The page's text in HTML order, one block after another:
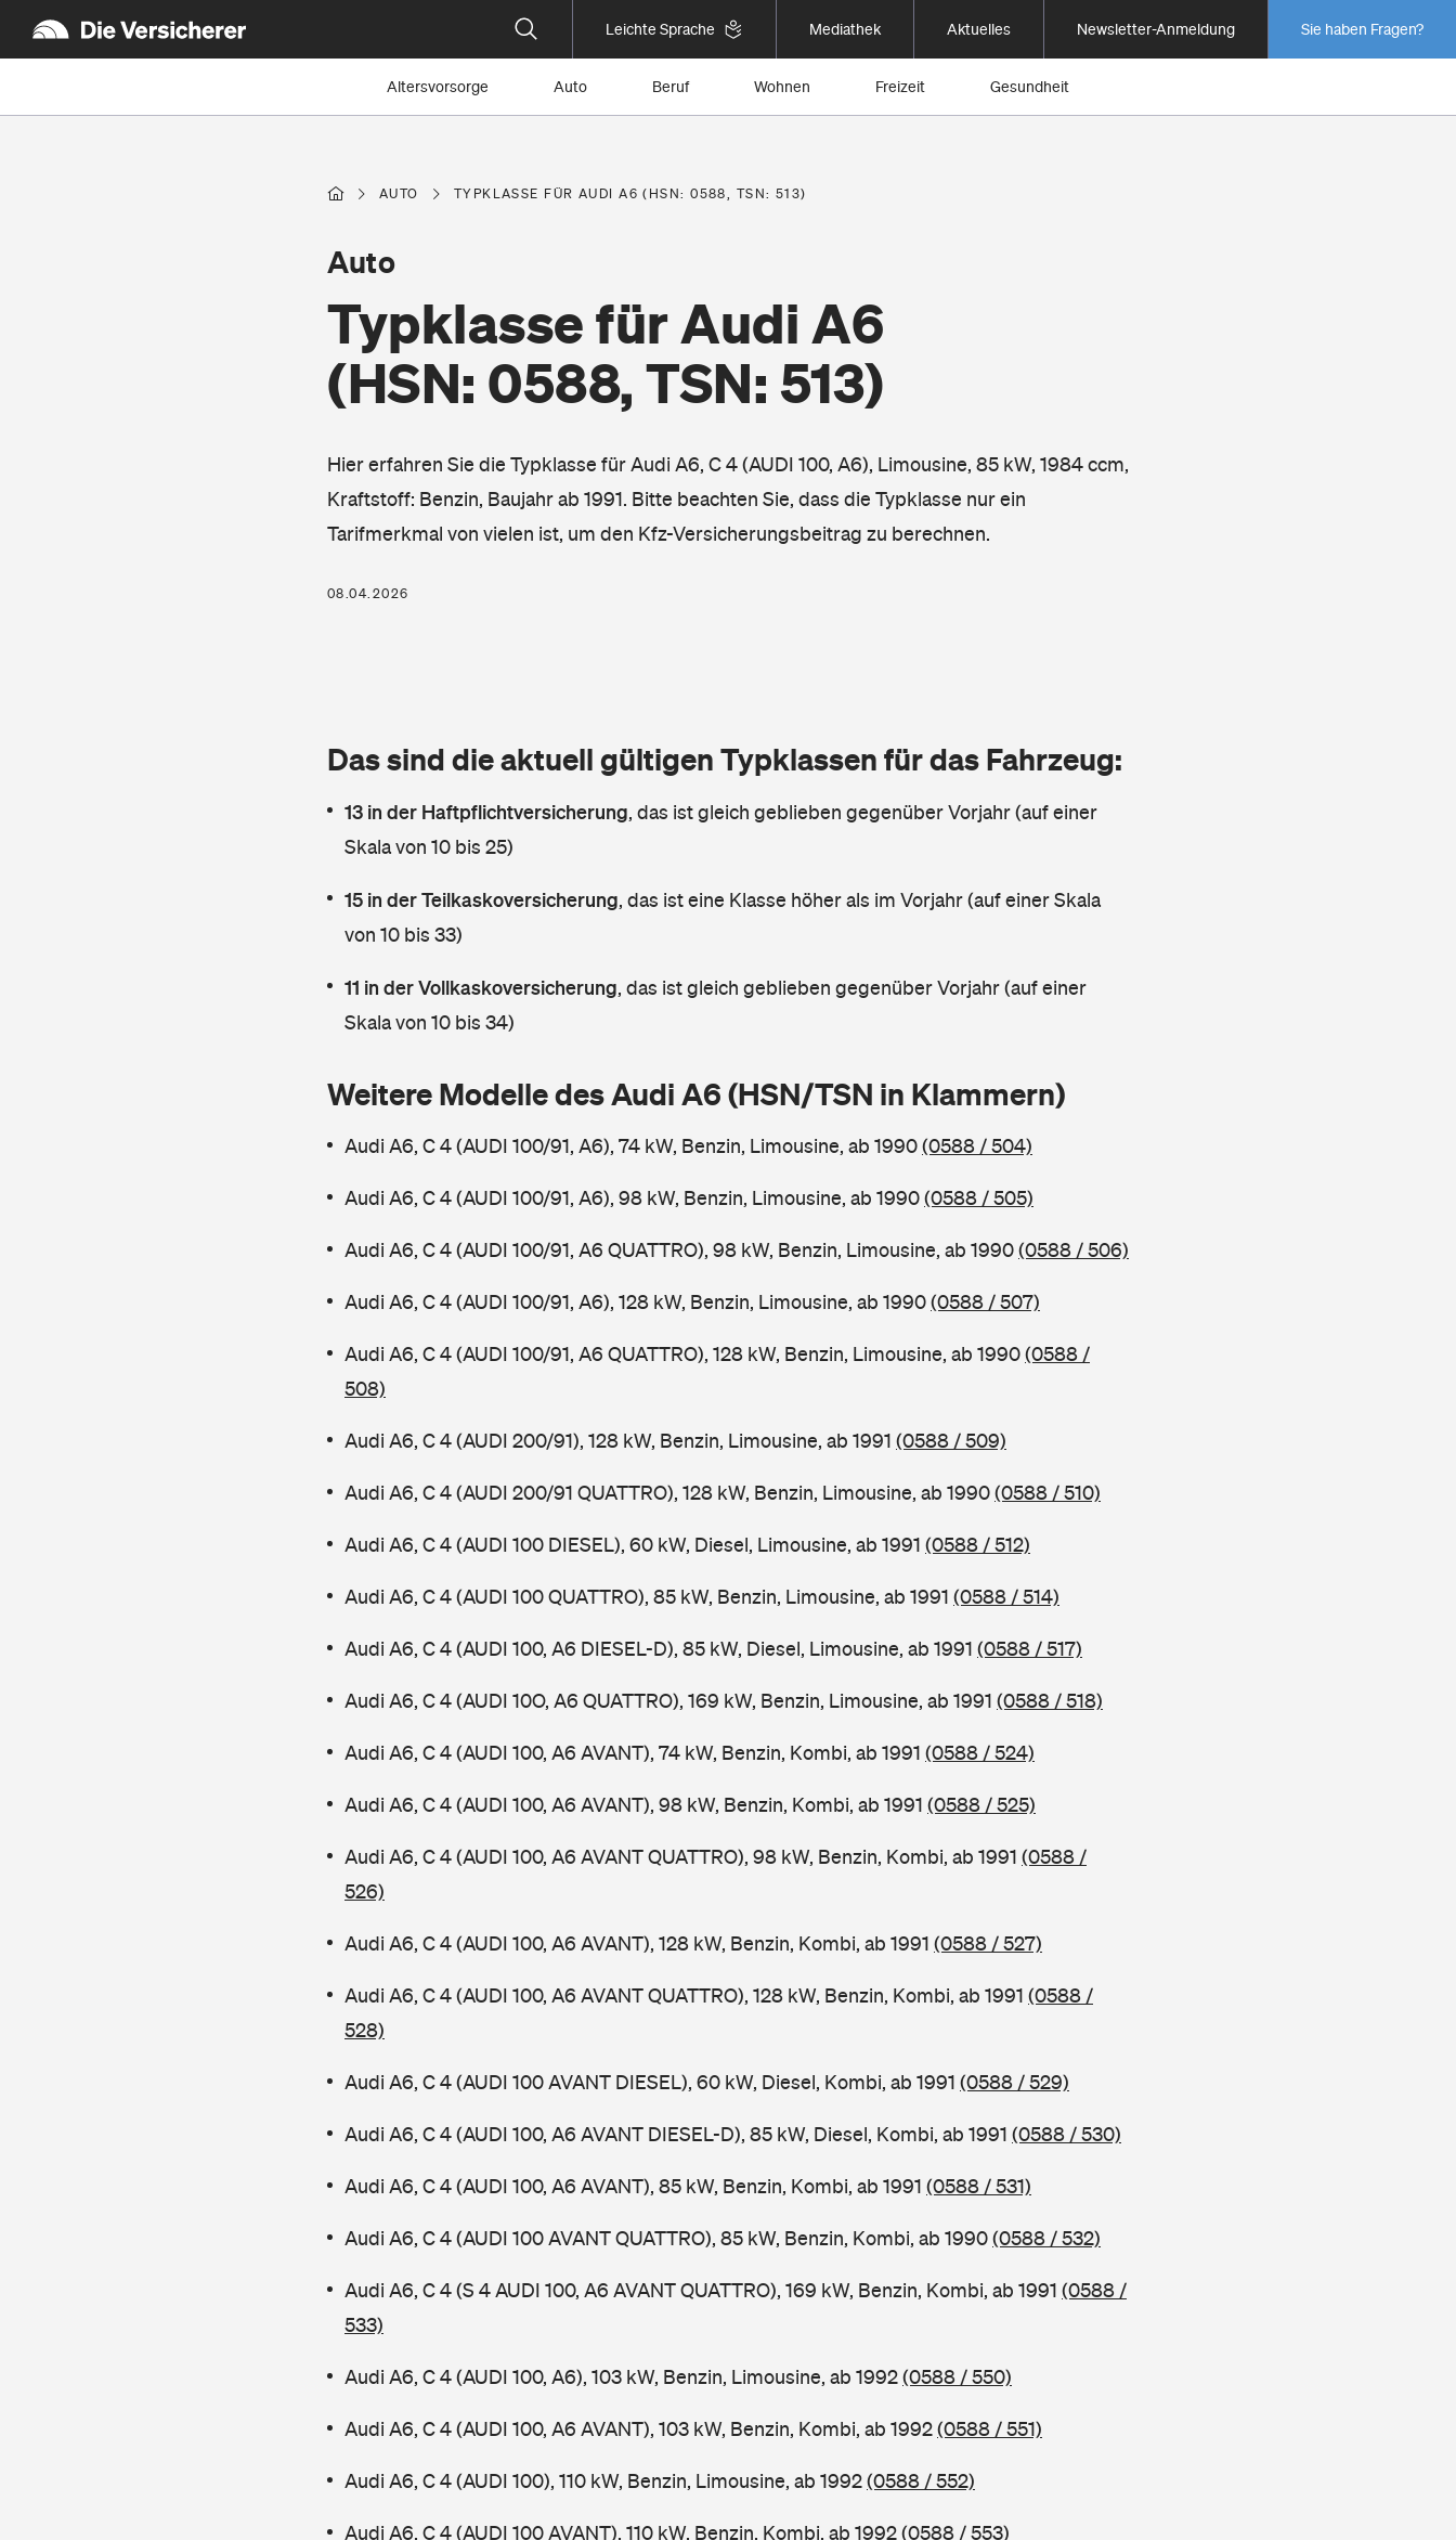
Leichte Sprache Mediathek Aktuelles Newsletter-Anmeldung Sie haben Fragen?
Altersvorsorge Auto Beruf Wohnen Freizeit Gesundheit
AUTO TYPKLASSE FÜR AUDI A6 (HSN: 0588, TSN: 513)
Typklasse für Audi A6
(HSN: 0588, TSN: 513)
Auto
Hier erfahren Sie die Typklasse für Audi A6, C 4 (AUDI 100, A6), Limousine, 85 kW, 1984 ccm,
Kraftstoff: Benzin, Baujahr ab 1991. Bitte beachten Sie, dass die Typklasse nur ein
Tarifmerkmal von vielen ist, um den Kfz-Versicherungsbeitrag zu berechnen.
08.04.2026
Das sind die aktuell gültigen Typklassen für das Fahrzeug:
13 in der Haftpflichtversicherung, das ist gleich geblieben gegenüber Vorjahr (auf einer
Skala von 10 bis 25)
15 in der Teilkaskoversicherung, das ist eine Klasse höher als im Vorjahr (auf einer Skala
von 10 bis 33)
11 in der Vollkaskoversicherung, das ist gleich geblieben gegenüber Vorjahr (auf einer
Skala von 10 bis 34)
Weitere Modelle des Audi A6 (HSN/TSN in Klammern)
Audi A6, C 4 (AUDI 100/91, A6), 74 kW, Benzin, Limousine, ab 1990(0588 / 504)
Audi A6, C 4 (AUDI 100/91, A6), 98 kW, Benzin, Limousine, ab 1990(0588 / 505)
Audi A6, C 4 (AUDI 100/91, A6 QUATTRO), 98 kW, Benzin, Limousine, ab 1990(0588 / 506)
Audi A6, C 4 (AUDI 100/91, A6), 128 kW, Benzin, Limousine, ab 1990(0588 / 507)
Audi A6, C 4 (AUDI 100/91, A6 QUATTRO), 128 kW, Benzin, Limousine, ab 1990(0588 /
508)
Audi A6, C 4 (AUDI 200/91), 128 kW, Benzin, Limousine, ab 1991 (0588 / 509)
Audi A6, C 4 (AUDI 200/91 QUATTRO), 128 kW, Benzin, Limousine, ab 1990(0588 / 510)
Audi A6, C 4 (AUDI 100 DIESEL), 60 kW, Diesel, Limousine, ab 1991 (0588 / 512)
Audi A6, C 4 (AUDI 100 QUATTRO), 85 kW, Benzin, Limousine, ab 1991 (0588 / 514)
Audi A6, C 4 (AUDI 100, A6 DIESEL-D), 85 kW, Diesel, Limousine, ab 1991 (0588 / 517)
Audi A6, C 4 (AUDI 10O, A6 QUATTRO), 169 kW, Benzin, Limousine, ab 1991 (0588 / 518)
Audi A6, C 4 (AUDI 100, A6 AVANT), 74 kW, Benzin, Kombi, ab 1991 (0588 / 524)
Audi A6, C 4 (AUDI 100, A6 AVANT), 98 kW, Benzin, Kombi, ab 1991 (0588 / 525)
Audi A6, C 4 (AUDI 100, A6 AVANT QUATTRO), 98 kW, Benzin, Kombi, ab 1991 (0588 /
526)
Audi A6, C 4 (AUDI 100, A6 AVANT), 128 kW, Benzin, Kombi, ab 1991 (0588 / 527)
Audi A6, C 4 (AUDI 100, A6 AVANT QUATTRO), 128 kW, Benzin, Kombi, ab 1991 (0588 /
528)
Audi A6, C 4 (AUDI 100 AVANT DIESEL), 60 kW, Diesel, Kombi, ab 1991 (0588 / 529)
Audi A6, C 4 (AUDI 100, A6 AVANT DIESEL-D), 85 kW, Diesel, Kombi, ab 1991 (0588 / 530)
Audi A6, C 4 (AUDI 100, A6 AVANT), 85 kW, Benzin, Kombi, ab 1991 (0588 / 531)
Audi A6, C 4 (AUDI 100 AVANT QUATTRO), 85 kW, Benzin, Kombi, ab 1990(0588 / 532)
Audi A6, C 4 (S 4 AUDI 100, A6 AVANT QUATTRO), 169 kW, Benzin, Kombi, ab 1991 (0588 /
533)
Audi A6, C 4 (AUDI 100, A6), 103 kW, Benzin, Limousine, ab 1992(0588 / 550)
Audi A6, C 4 (AUDI 100, A6 AVANT), 103 kW, Benzin, Kombi, ab 1992(0588 / 551)
Audi A6, C 4 (AUDI 100), 110 kW, Benzin, Limousine, ab 1992(0588 / 552)
Audi A6, C 4 (AUDI 100 AVANT), 110 kW, Benzin, Kombi, ab 1992(0588 / 553)